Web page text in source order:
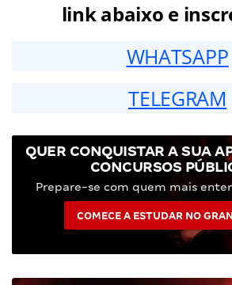
link abaixo e
WHATSAPP
TELEGRAM
QUER CONQUISTAR A SUA
CONCURSOS
Prepare-se com quem mais
COMECE A ESTUDAR NO